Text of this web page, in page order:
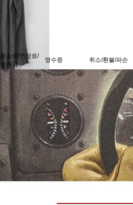
운송료/연장료/
보증금
영수증 취소/환불/파손